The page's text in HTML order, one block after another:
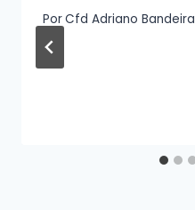
PorCfd Adriano Bandeira